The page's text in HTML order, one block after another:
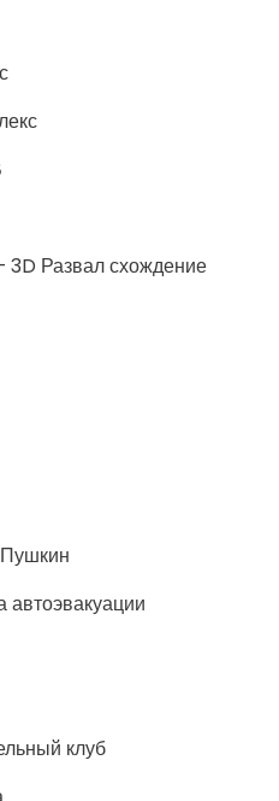
3D Развал схождение
автоэвакуации
клуб